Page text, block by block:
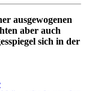
ausgewogenen
aber auch
sich in der